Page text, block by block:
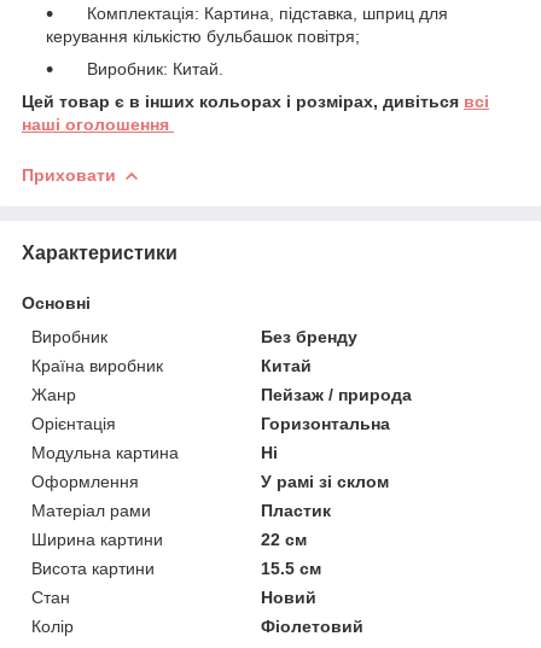
Комплектація: Картина, підставка, шприц для
керування кількістю бульбашок повітря;
Виробник: Китай.
Цей товар є в інших кольорах і розмірах, дивіться всі
наші оголошення
Приховати
Характеристики
Основні
Виробник
Без бренду
Країна виробник
Китай
Жанр
Пейзаж / природа
Орієнтація
Горизонтальна
Модульна картина
Ні
Оформлення
У рамі зі склом
Матеріал рами
Пластик
Ширина картини
22 см
Висота картини
15.5 см
Стан
Новий
Колір
Фіолетовий